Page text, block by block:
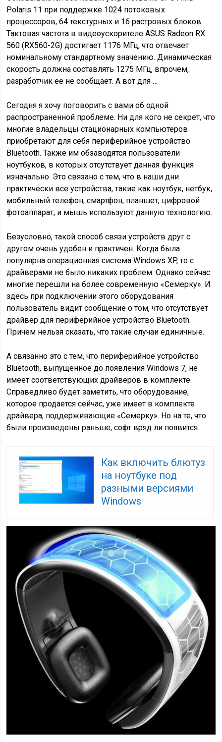
Polaris 11 при поддержке 1024 потоковых
процессоров, 64 текстурных и 16 растровых блоков.
Тактовая частота в видеоускорителе ASUS Radeon RX
560 (RX560-2G) достигает 1176 МГц, что отвечает
номинальному стандартному значению. Динамическая
скорость должна составлять 1275 МГц, впрочем,
разработчик ее не сообщает. А вот для …
Сегодня я хочу поговорить с вами об одной
распространенной проблеме. Ни для кого не секрет, что
многие владельцы стационарных компьютеров
приобретают для себя периферийное устройство
Bluetooth. Также им обзаводятся пользователи
ноутбуков, в которых отсутствует данная функция
изначально. Это связано с тем, что в наши дни
практически все устройства, такие как ноутбук, нетбук,
мобильный телефон, смартфон, планшет, цифровой
фотоаппарат, и мышь используют данную технологию.
Безусловно, такой способ связи устройств друг с
другом очень удобен и практичен. Когда была
популярна операционная система Windows XP, то с
драйверами не было никаких проблем. Однако сейчас
многие перешли на более современную «Семерку». И
здесь при подключении этого оборудования
пользователь видит сообщение о том, что отсутствует
драйвер для периферийное устройство Bluetooth.
Причем нельзя сказать, что такие случаи единичные.
А связанно это с тем, что периферийное устройство
Bluetooth, выпущенное до появления Windows 7, не
имеет соответствующих драйверов в комплекте.
Справедливо будет заметить, что оборудование,
которое продается сейчас, уже имеет в комплекте
драйвера, поддерживающие «Семерку». Но на те, что
были произведены раньше, софт вряд ли появится.
Как включить блютуз
на ноутбуке под
разными версиями
Windows